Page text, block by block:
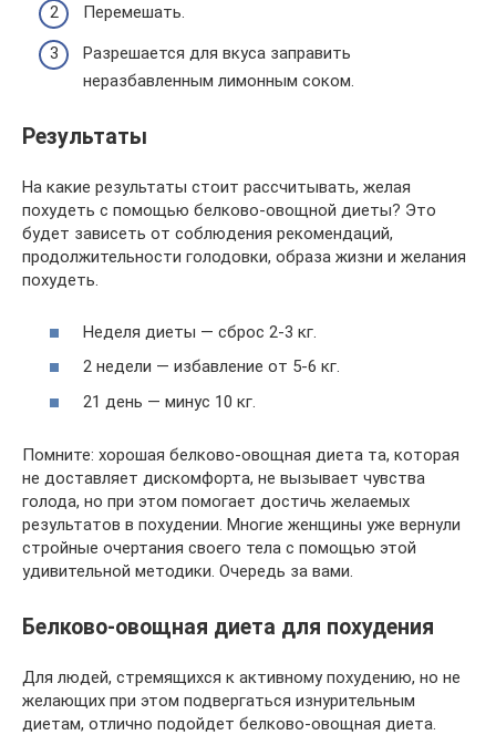
Перемешать.
Разрешается для вкуса заправить
неразбавленным лимонным соком.
Результаты
На какие результаты стоит рассчитывать, желая
похудеть с помощью белково-овощной диеты? Это
будет зависеть от соблюдения рекомендаций,
продолжительности голодовки, образа жизни и желания
похудеть.
Неделя диеты — сброс 2-3 кг.
2 недели — избавление от 5-6 кг.
21 день — минус 10 кг.
Помните: хорошая белково-овощная диета та, которая
не доставляет дискомфорта, не вызывает чувства
голода, но при этом помогает достичь желаемых
результатов в похудении. Многие женщины уже вернули
стройные очертания своего тела с помощью этой
удивительной методики. Очередь за вами.
Белково-овощная диета для похудения
Для людей, стремящихся к активному похудению, но не
желающих при этом подвергаться изнурительным
диетам, отлично подойдет белково-овощная диета.